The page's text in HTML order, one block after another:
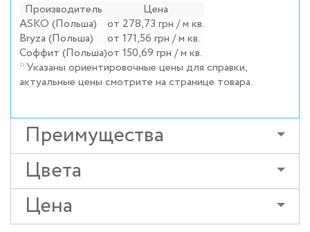
Производитель
Цена
ASKO (Польша)
от 278,73 грн / м кв.
Вryza (Польша)
от 171,56 грн / м кв.
Соффит (Польша)от 150,69 грн / м кв.
* Указаны ориентировочные цены для справки,
актуальные цены смотрите на странице товара.
Преимущества
Цвета
Цена